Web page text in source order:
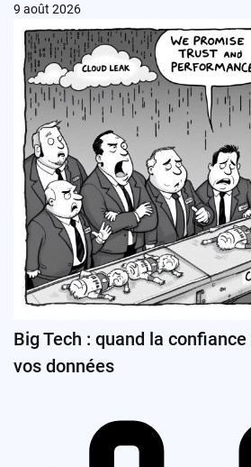
9 août 2026
Big Tech : quand la
vos données